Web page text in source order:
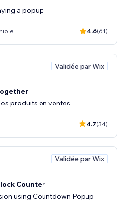
a popup
4.6(61)
Validée par Wix
produits en ventes
4.7(34)
Validée par Wix
Counter
using Countdown Popup